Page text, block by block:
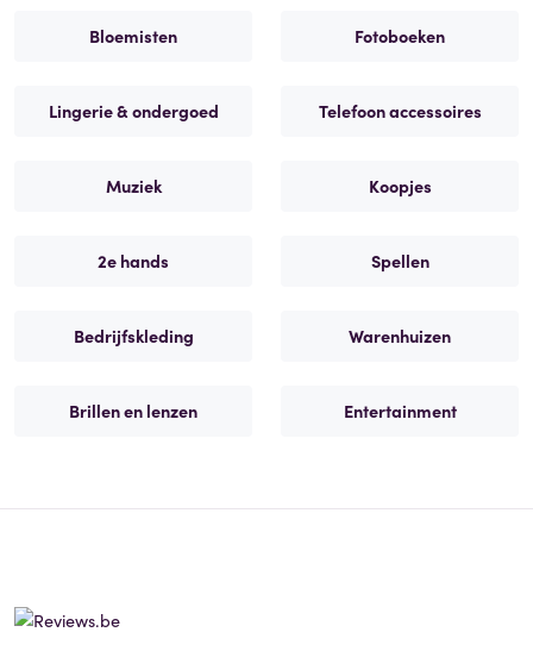
Bloemisten Fotoboeken
Lingerie & ondergoed Telefoon accessoires
Muziek Koopjes
2e hands Spellen
Bedrijfskleding Warenhuizen
Brillen en lenzen Entertainment